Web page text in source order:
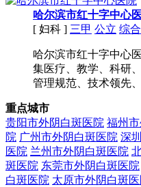
哈尔滨市红十字中心
[ 妇科 ] 三甲 公立 综合
哈尔滨市红十字中心
集医疗、教学、科研
管理规范、技术领先
重点城市
贵阳市外阴白斑医院 福州
院 广州市外阴白斑医院 深
医院 兰州市外阴白斑医院
斑医院 东莞市外阴白斑医院
白斑医院 太原市外阴白斑